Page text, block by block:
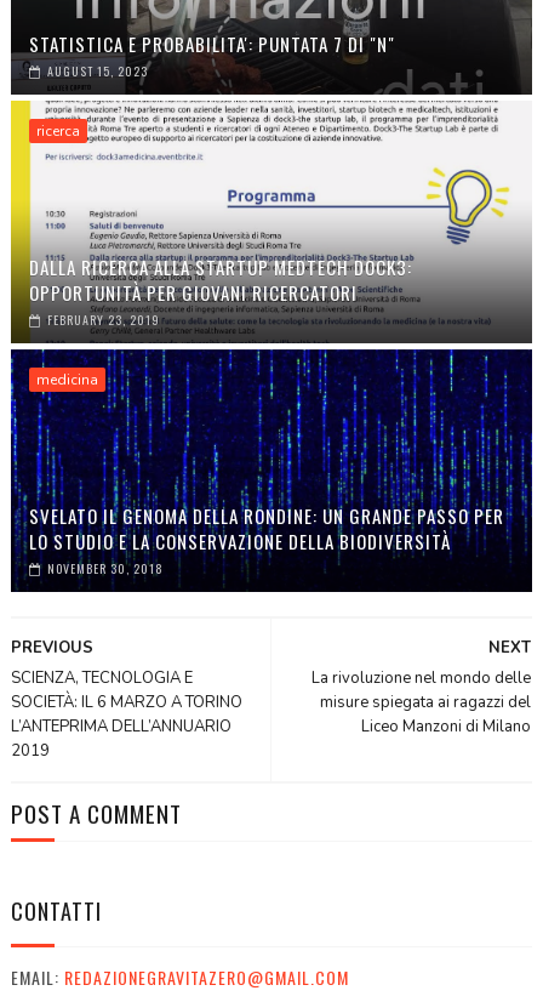
STATISTICA E PROBABILITA': PUNTATA 7 DI "N"
AUGUST 15, 2023
ricerca
DALLA RICERCA ALLA STARTUP MEDTECH DOCK3:
OPPORTUNITÀ PER GIOVANI RICERCATORI
FEBRUARY 23, 2019
medicina
SVELATO IL GENOMA DELLA RONDINE: UN GRANDE PASSO PER
LO STUDIO E LA CONSERVAZIONE DELLA BIODIVERSITÀ
NOVEMBER 30, 2018
NEXT
La rivoluzione nel mondo delle
misure spiegata ai ragazzi del
Liceo Manzoni di Milano
PREVIOUS
SCIENZA, TECNOLOGIA E
SOCIETÀ: IL 6 MARZO A TORINO
L’ANTEPRIMA DELL’ANNUARIO
2019
POST A COMMENT
CONTATTI
EMAIL: REDAZIONEGRAVITAZERO@GMAIL.COM